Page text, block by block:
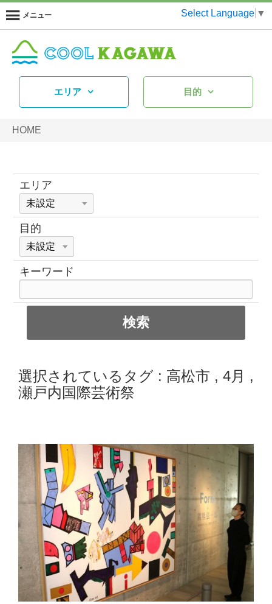
メニュー Select Language ▼
エリア 目的
HOME
エリア
目的
キーワード
選択されているタグ : 高松市 , 4月
,
瀬戸内国際芸術祭